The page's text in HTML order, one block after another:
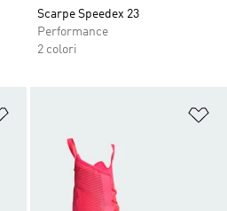
Scarpe Speedex 23
Performance
2 colori
Aggiungi alla lista dei desideri